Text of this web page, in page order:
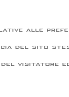
alle
del sito
visitatore